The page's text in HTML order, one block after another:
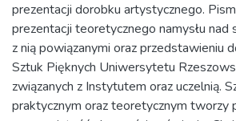
prezentacji dorobku artystycznego.
prezentacji teoretycznego namysłu nad
z nią powiązanymi oraz przedstawieniu
Sztuk Pięknych Uniwersytetu
związanych z Instytutem oraz uczelnią.
praktycznym oraz teoretycznym tworzy